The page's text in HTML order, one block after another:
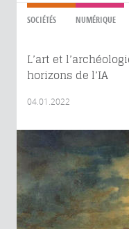
SOCIÉTÉS NUMÉRIQUE
L’art et
horizons de l’IA
04.01.2022